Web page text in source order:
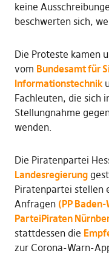
keine
beschwerten sich,
Die Proteste kamen
vom Bundesamt für
Informationstechnik
Fachleuten, die sich
Stellungnahme
wenden.
Die Piratenpartei
Landesregierung
Piratenpartei stellen
Anfragen (PP
ParteiPiraten
stattdessen die
zur Corona-Warn-